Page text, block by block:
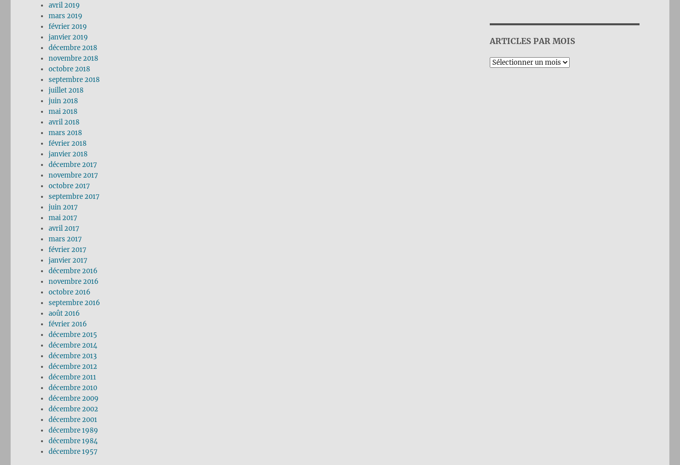
avril 2019
mars 2019
février 2019
janvier 2019
décembre 2018
novembre 2018
octobre 2018
septembre 2018
juillet 2018
juin 2018
mai 2018
avril 2018
mars 2018
février 2018
janvier 2018
décembre 2017
novembre 2017
octobre 2017
septembre 2017
juin 2017
mai 2017
avril 2017
mars 2017
février 2017
janvier 2017
décembre 2016
novembre 2016
octobre 2016
septembre 2016
août 2016
février 2016
décembre 2015
décembre 2014
décembre 2013
décembre 2012
décembre 2011
décembre 2010
décembre 2009
décembre 2002
décembre 2001
décembre 1989
décembre 1984
décembre 1957
ARTICLES PAR MOIS
Archives